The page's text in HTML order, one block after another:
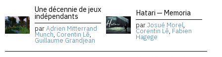
Une décennie de jeux
indépendants
parAdrien Mitterrand
Munch, Corentin Lê,
Guillaume Grandjean
Hatari — Memoria
parJosué Morel,
Corentin Lê, Fabien
Hagege